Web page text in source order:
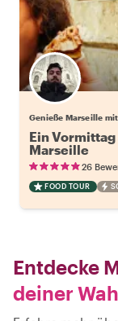
Genieße Marseille
Ein
Marseille
26
FOOD TOUR
Entdecke
deiner